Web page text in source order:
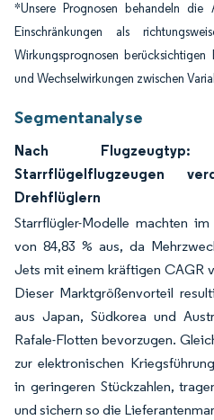
*Unsere Prognosen behandeln die
Einschränkungen als
Wirkungsprognosen berücksichtigen
und Wechselwirkungen zwischen
Segmentanalyse
Nach
Starrflügelflugzeugen
Drehflüglern
Starrflügler-Modelle machten
von 84,83 % aus, da
Jets mit einem kräftigen CAGR
Dieser Marktgrößenvorteil
aus Japan, Südkorea und
Rafale-Flotten bevorzugen.
zur elektronischen
in geringeren Stückzahlen,
und sichern so die